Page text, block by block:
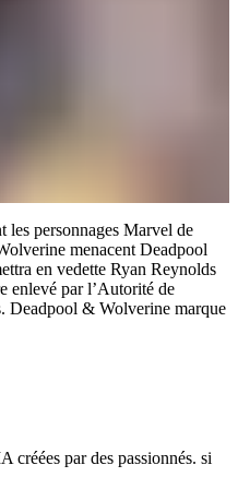
les personnages Marvel de
menacent Deadpool
en vedette Ryan Reynolds
enlevé par l’Autorité de
Deadpool & Wolverine marque
créées par des passionnés. si